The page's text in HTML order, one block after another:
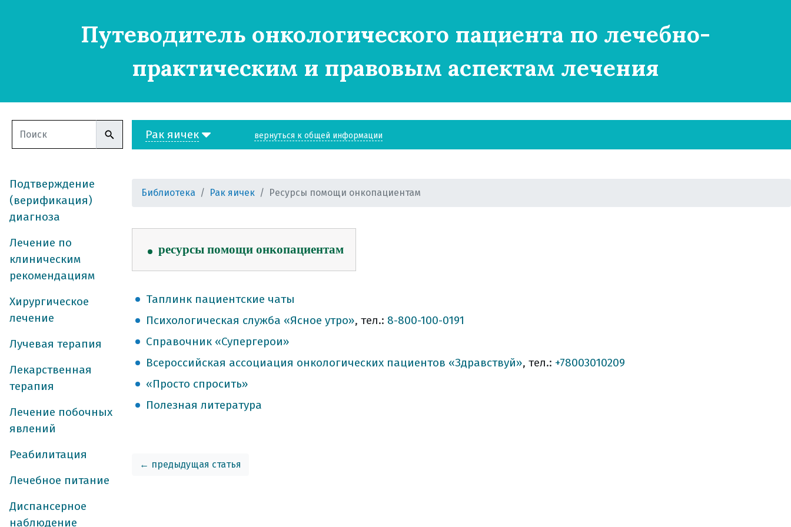
Путеводитель онкологического пациента по лечебно-
практическим и правовым аспектам лечения
Подтверждение
(верификация)
диагноза
Лечение по
клиническим
рекомендациям
Хирургическое
лечение
Лучевая терапия
Лекарственная
терапия
Лечение побочных
явлений
Реабилитация
Лечебное питание
Диспансерное
наблюдение
Рак яичек вернуться к общей информации
Библиотека Рак яичек Ресурсы помощи онкопациентам
ресурсы помощи онкопациентам
Таплинк пациентские чаты
Психологическая служба «Ясное утро», тел.: 8-800-100-0191
Справочник «Супергерои»
Всероссийская ассоциация онкологических пациентов «Здравствуй», тел.: +78003010209
«Просто спросить»
Полезная литература
← предыдущая статья